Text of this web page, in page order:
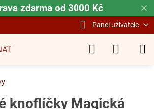
✕
zdarma od 3000 Kč
Panel uživatele
knoflíčky Magická